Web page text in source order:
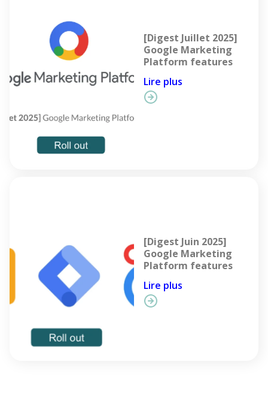
[Digest Juillet 2025]
Google Marketing
Platform features
Lire plus
[Digest Juin 2025]
Google Marketing
Platform features
Lire plus